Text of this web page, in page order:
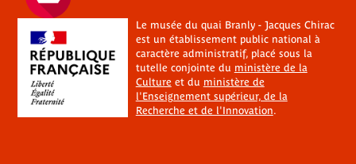
Le musée du quai Branly - Jacques Chirac
est un établissement public national à
caractère administratif, placé sous la
tutelle conjointe du ministère de la
Cultureet du ministère de
l'Enseignement supérieur, de la
Recherche et de l'Innovation.